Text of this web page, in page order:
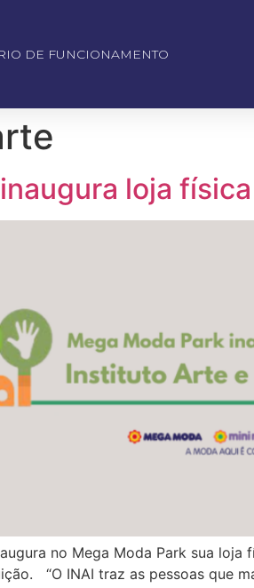
DE FUNCIONAMENTO
loja
no Mega Moda Park sua
“O INAI traz as pessoas que